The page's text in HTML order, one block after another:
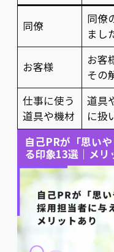
同僚
同僚
まし
お客様
お客
その
仕事に使う
道具や機材
道具
に扱
自己PRが「思い
る印象13選｜メリ